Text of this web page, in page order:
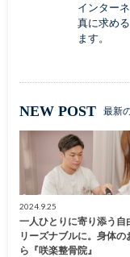
インター
真に求め
ます。
NEW POST 最新
2024.9.25
一人ひとりに寄り添う自
リーズナブルに。身体の
ら『咲楽整骨院』